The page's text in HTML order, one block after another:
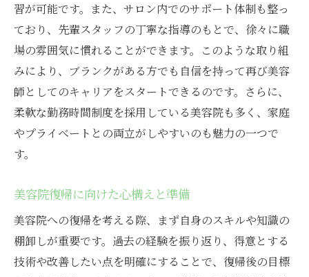
習が可能です。また、サロン内でのサポート体制も整っ
ており、先輩スタッフの丁寧な指導のもとで、徐々に職
場の雰囲気に慣れることができます。このような取り組
みにより、ブランクがある方でも自信を持って再び美容
師としてのキャリアをスタートできるのです。さらに、
柔軟な勤務時間制度を採用している美容院も多く、家庭
やプライベートとの両立がしやすいのも魅力の一つで
す。
美容院復帰に向けた心構えと準備
美容院への復帰を考える際、まず自身のスキルや知識の
棚卸しが重要です。過去の経験を振り返り、得意とする
技術や改善したい点を明確にすることで、復帰後の目標